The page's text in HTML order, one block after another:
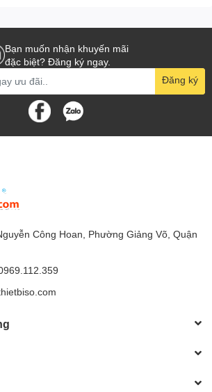
Bạn muốn nhận khuyến mãi
đặc biệt? Đăng ký ngay.
Đăng ký
Công Hoan, Phường Giảng Võ, Quận